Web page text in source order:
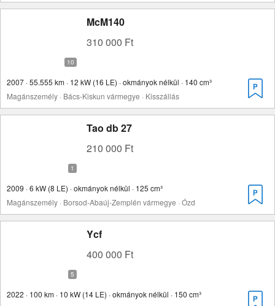
McM140
310 000 Ft
2007 · 55.555 km · 12 kW (16 LE) · okmányok nélkül · 140 cm³
Magánszemély · Bács-Kiskun vármegye · Kisszállás
Tao db 27
210 000 Ft
2009 · 6 kW (8 LE) · okmányok nélkül · 125 cm³
Magánszemély · Borsod-Abaúj-Zemplén vármegye · Ózd
Ycf
400 000 Ft
2022 · 100 km · 10 kW (14 LE) · okmányok nélkül · 150 cm³